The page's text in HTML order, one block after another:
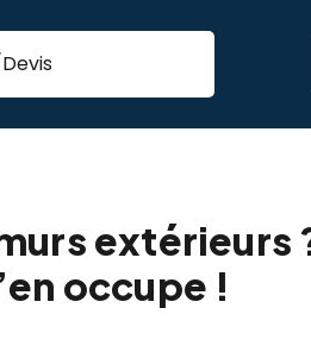
extérieurs
occupe !